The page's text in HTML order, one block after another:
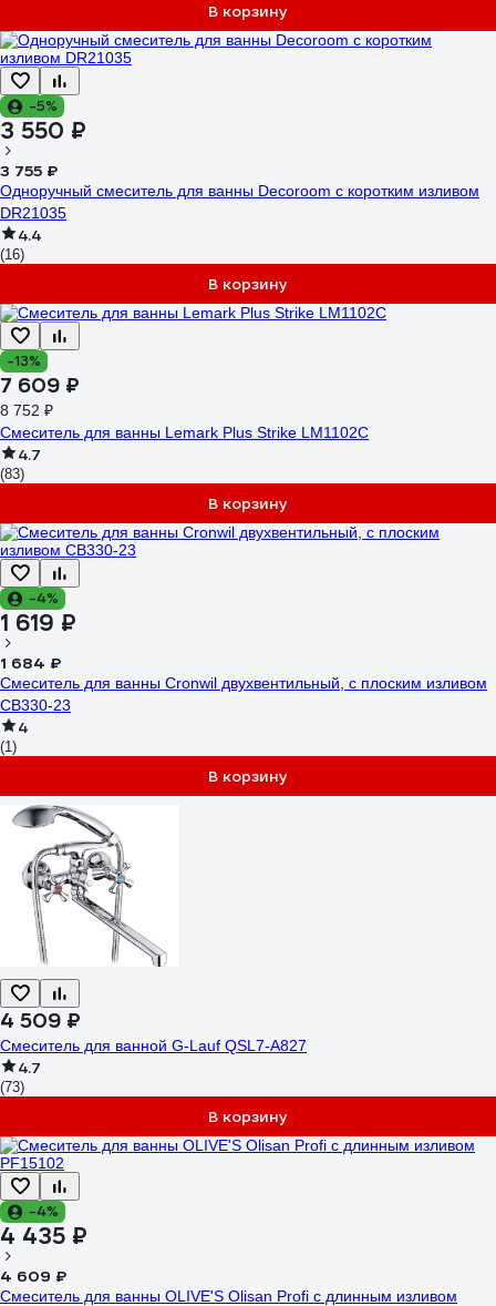
В корзину
-5%
3 550 ₽
3 755 ₽
Одноручный смеситель для ванны Decoroom с коротким изливом
DR21035
4.4
(16)
В корзину
-13%
7 609 ₽
8 752 ₽
Смеситель для ванны Lemark Plus Strike LM1102C
4.7
(83)
В корзину
-4%
1 619 ₽
1 684 ₽
Смеситель для ванны Cronwil двухвентильный, с плоским изливом
CB330-23
4
(1)
В корзину
4 509 ₽
Смеситель для ванной G-Lauf QSL7-A827
4.7
(73)
В корзину
-4%
4 435 ₽
4 609 ₽
Смеситель для ванны OLIVE'S Olisan Profi с длинным изливом